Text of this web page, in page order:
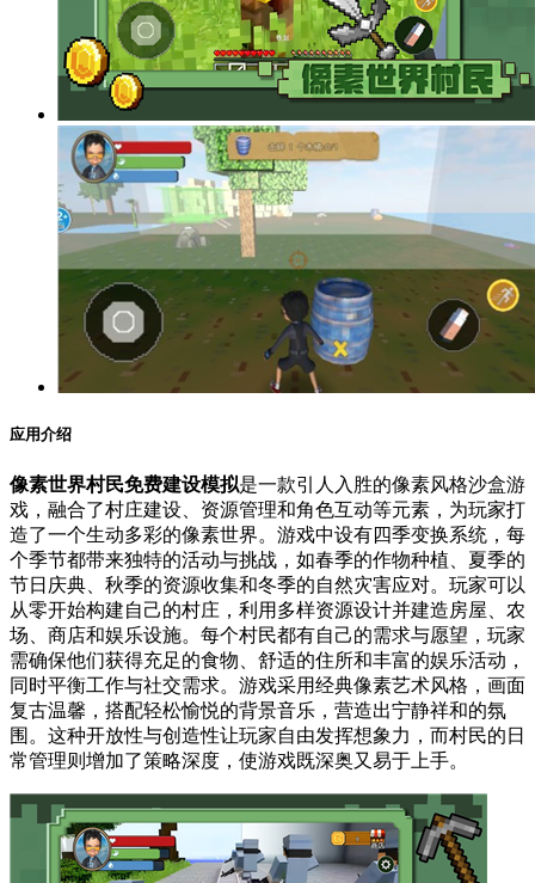
应用介绍
像素世界村民免费建设模拟是一款引人入胜的像素风格沙盒游
戏，融合了村庄建设、资源管理和角色互动等元素，为玩家打
造了一个生动多彩的像素世界。游戏中设有四季变换系统，每
个季节都带来独特的活动与挑战，如春季的作物种植、夏季的
节日庆典、秋季的资源收集和冬季的自然灾害应对。玩家可以
从零开始构建自己的村庄，利用多样资源设计并建造房屋、农
场、商店和娱乐设施。每个村民都有自己的需求与愿望，玩家
需确保他们获得充足的食物、舒适的住所和丰富的娱乐活动，
同时平衡工作与社交需求。游戏采用经典像素艺术风格，画面
复古温馨，搭配轻松愉悦的背景音乐，营造出宁静祥和的氛
围。这种开放性与创造性让玩家自由发挥想象力，而村民的日
常管理则增加了策略深度，使游戏既深奥又易于上手。